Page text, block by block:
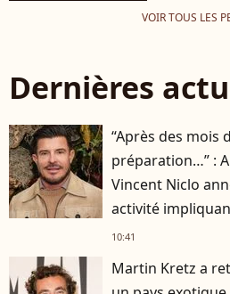
VOIR TOUS LES
Dernières
“Après des mois
préparation…” :
Vincent Niclo
activité
personnalités
10:41
Martin Kretz a